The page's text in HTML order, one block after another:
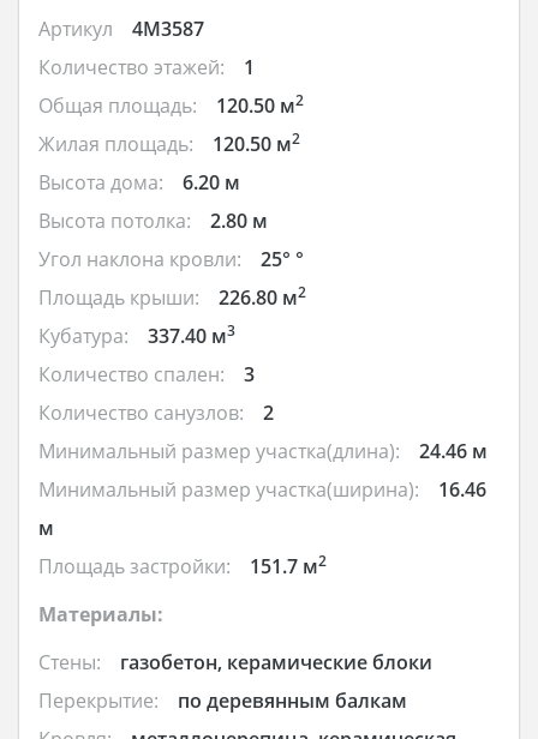
Артикул
4M3587
Количество этажей:
1
Общая площадь:
120.50 м2
Жилая площадь: 120.50 м2
Высота дома:
6.20 м
Высота потолка:
2.80 м
Угол наклона кровли:
25° °
Площадь крыши:
226.80 м2
Кубатура: 337.40 м3
Количество спален:
3
Количество санузлов:
2
Минимальный размер участка(длина):
24.46 м
Минимальный размер участка(ширина):
16.46
м
Площадь застройки:
151.7 м2
Материалы:
Стены:
газобетон, керамические блоки
Перекрытие:
по деревянным балкам